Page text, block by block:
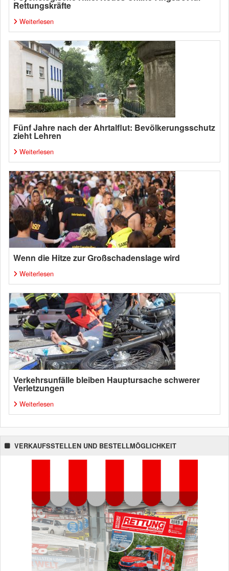
Rettungskräfte
Weiterlesen
Fünf Jahre nach der Ahrtalflut: Bevölkerungsschutz
zieht Lehren
Weiterlesen
Wenn die Hitze zur Großschadenslage wird
Weiterlesen
Verkehrsunfälle bleiben Hauptursache schwerer
Verletzungen
Weiterlesen
VERKAUFSSTELLEN UND BESTELLMÖGLICHKEIT